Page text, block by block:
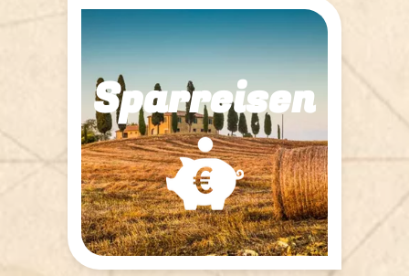
1Reise gefunden
Sparreisen